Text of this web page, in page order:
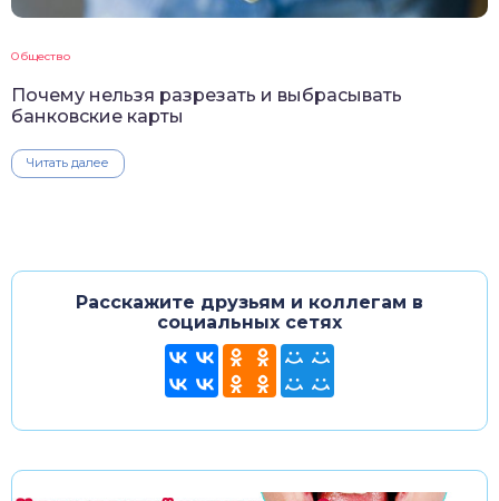
Общество
Почему нельзя разрезать и выбрасывать
банковские карты
Читать далее
Расскажите друзьям и коллегам в
социальных сетях